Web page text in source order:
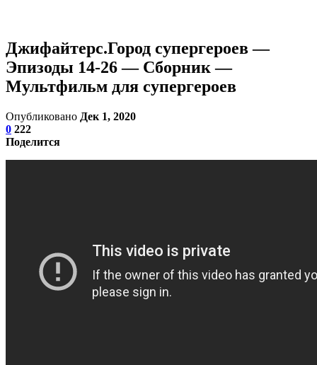
Джифайтерс.Город супергероев —
Эпизоды 14-26 — Сборник —
Мультфильм для супергероев
Опубликовано Дек 1, 2020
0 222
Поделится